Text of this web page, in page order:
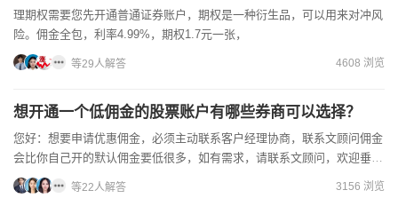
理期权需要您先开通普通证券账户，期权是一种衍生品，可以用来对冲风
险。佣金全包，利率4.99%，期权1.7元一张，
等29人解答 4608 浏览
想开通一个低佣金的股票账户有哪些券商可以选择？
您好：想要申请优惠佣金，必须主动联系客户经理协商，联系文顾问佣金
会比你自己开的默认佣金要低很多，如有需求，请联系文顾问，欢迎垂
询。具体介绍一下券商的佣金收费标准：1、印花税费率调整自2...
等22人解答 3156 浏览